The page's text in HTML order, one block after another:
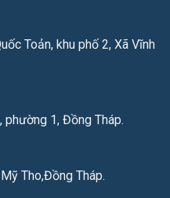
Toản, khu phố 2, Xã Vĩnh
phường 1, Đồng Tháp.
Tho,Đồng Tháp.